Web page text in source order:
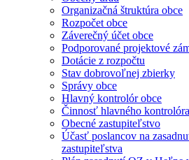
Organizačná štruktúra obce
Rozpočet obce
Záverečný účet obce
Podporované projektové
Dotácie z rozpočtu
Stav dobrovoľnej zbierky
Správy obce
Hlavný kontrolór obce
Činnosť hlavného kontrolóra
Obecné zastupiteľstvo
Účasť poslancov na
zastupiteľstva